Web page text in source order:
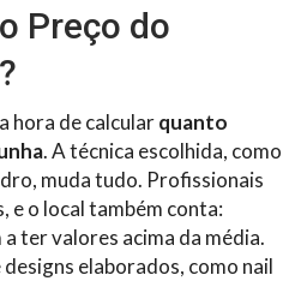
Preço do
hora de calcularquanto
. A técnica escolhida, como
muda tudo. Profissionais
e o local também conta:
ter valores acima da média.
elaborados, como nail